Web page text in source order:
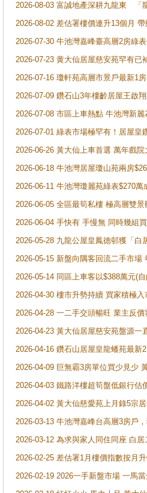
2026-08-03 富誠地產深耕九龍東 「
2026-08-02 差估署樓價連升13個月
2026-07-30 牛池灣嘉峰臺高層2房綠
2026-07-23 黄大仙居屋慈安苑罕有已
2026-07-16 瓊軒苑高層市景戶最新1
2026-07-09 鑽石山3年樓齡居屋王啟
2026-07-08 市區上車熱點 牛池灣新
2026-07-01 綠表市場極罕有！居屋
2026-06-26 黃大仙上車首選 萬年戲
2026-06-18 牛池灣居屋瓊山苑兩房
2026-06-11 牛池灣瓊麗苑綠表$270
2026-06-05 全區最筍私樓 極高層雙
2026-06-04 手快有 手慢無 同時幾組
2026-05-28 九龍公屋皇鳳德邨獲「白
2026-05-15 新盤向隅客回流二手市
2026-05-14 同區上車客以$388萬元(
2026-04-30 樓市升勢持續 買家積極
2026-04-28 一二手交頭暢旺 業主反
2026-04-23 黃大仙居屋慈安苑盤源
2026-04-16 鑽石山居屋皇龍蟠苑最新
2026-04-09 巨無霸3房單位買少見少
2026-04-03 鐵路洋樓超筍盤低銀行估
2026-04-02 黃大仙慈愛苑上月錄5宗
2026-03-13 牛池灣嘉峰台高層3房戶
2026-03-12 為求與家人同住同座 白
2026-02-25 差估署1月樓價指數按月
2026-02-19 2026一手新盤市場 一馬